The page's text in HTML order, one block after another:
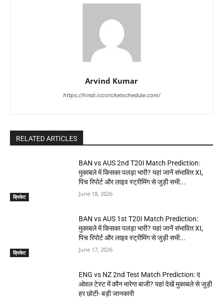
Arvind Kumar
https://hindi.icccricketschedule.com/
RELATED ARTICLES
क्रिकेट
BAN vs AUS 2nd T20I Match Prediction:
मुकाबले में किसका पलड़ा भारी? यहां जानें संभावित XI,
पिच रिपोर्ट और लाइव स्ट्रीमिंग से जुड़ी सभी...
June 18, 2026
क्रिकेट
BAN vs AUS 1st T20I Match Prediction:
मुकाबले में किसका पलड़ा भारी? यहां जानें संभावित XI,
पिच रिपोर्ट और लाइव स्ट्रीमिंग से जुड़ी सभी...
June 17, 2026
ENG vs NZ 2nd Test Match Prediction: द
ओवल टेस्ट में कौन मारेगा बाजी? यहां देखें मुकाबले से जुड़ी
हर छोटी- बड़ी जानकारी